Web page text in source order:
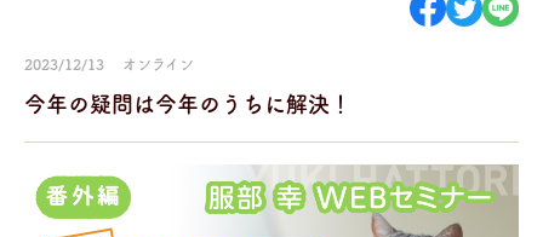
2023/12/13 オンライン
今年の疑問は今年のうちに解決！